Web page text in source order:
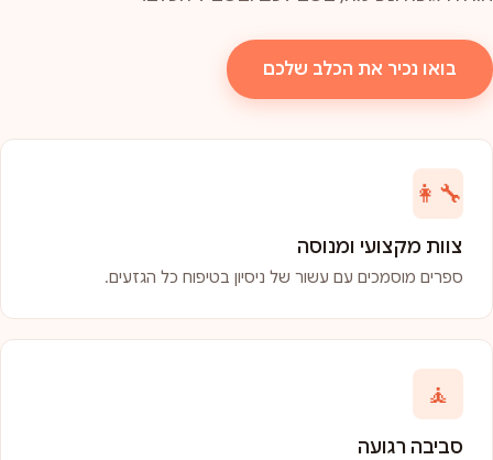
בואו נכיר את הכלב שלכם
👩‍🔧
צוות מקצועי ומנוסה
ספרים מוסמכים עם עשור של ניסיון בטיפוח כל הגזעים.
🧘
סביבה רגועה